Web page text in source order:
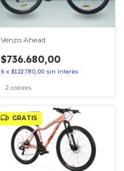
Venzo Ahead
$736.680,00
6 x $122.780,00 sin interés
2 colores
GRATIS